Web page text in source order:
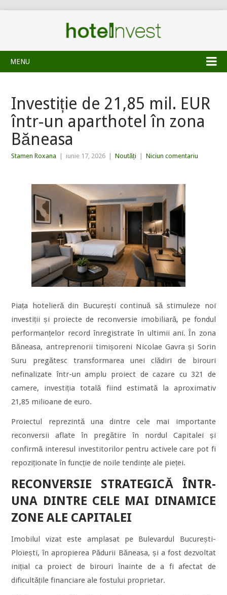
MENU
Investiție de 21,85 mil. EUR
într-un aparthotel în zona
Băneasa
Stamen Roxana iunie 17, 2026 Noutăți Niciun comentariu
Piața hotelieră din București continuă să stimuleze noi
investiții și proiecte de reconversie imobiliară, pe fondul
performanțelor record înregistrate în ultimii ani. În zona
Băneasa, antreprenorii timișoreni Nicolae Gavra și Sorin
Suru pregătesc transformarea unei clădiri de birouri
nefinalizate într-un amplu proiect de cazare cu 321 de
camere, investiția totală fiind estimată la aproximativ
21,85 milioane de euro.
Proiectul reprezintă una dintre cele mai importante
reconversii aflate în pregătire în nordul Capitalei și
confirmă interesul investitorilor pentru activele care pot fi
repoziționate în funcție de noile tendințe ale pieței.
RECONVERSIE STRATEGICĂ ÎNTR-
UNA DINTRE CELE MAI DINAMICE
ZONE ALE CAPITALEI
Imobilul vizat este amplasat pe Bulevardul București-
Ploiești, în apropierea Pădurii Băneasa, și a fost dezvoltat
inițial ca proiect de birouri înainte de a fi afectat de
dificultățile financiare ale fostului proprietar.